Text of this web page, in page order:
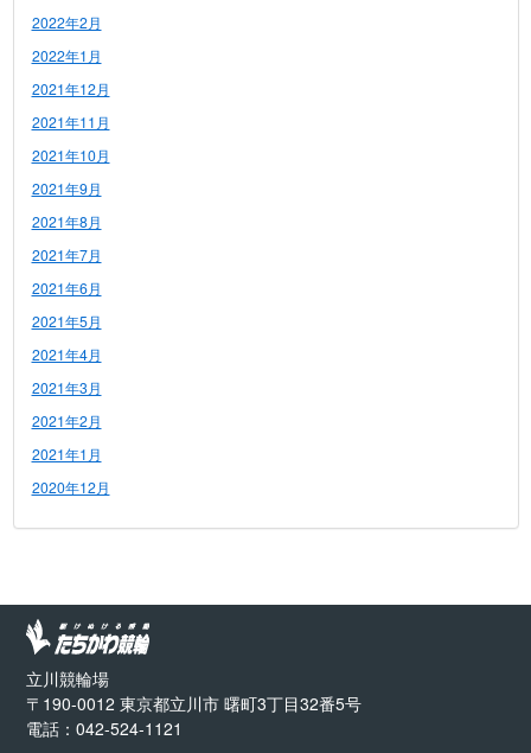
2022年2月
2022年1月
2021年12月
2021年11月
2021年10月
2021年9月
2021年8月
2021年7月
2021年6月
2021年5月
2021年4月
2021年3月
2021年2月
2021年1月
2020年12月
立川競輪場
〒190-0012 東京都立川市 曙町3丁目32番5号
電話：042-524-1121